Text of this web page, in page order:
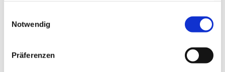
Notwendig
Präferenzen